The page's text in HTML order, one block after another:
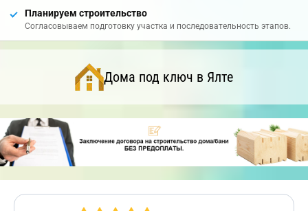
Планируем строительство
Согласовываем подготовку участка и последовательность этапов.
Дома под ключ в Ялте